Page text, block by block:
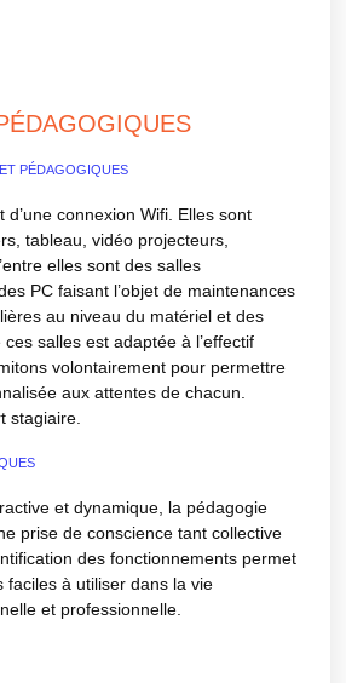
PÉDAGOGIQUES
d’une connexion Wifi. Elles sont
tableau, vidéo projecteurs,
elles sont des salles
PC faisant l’objet de maintenances
au niveau du matériel et des
salles est adaptée à l’effectif
volontairement pour permettre
aux attentes de chacun.
stagiaire.
et dynamique, la pédagogie
prise de conscience tant collective
des fonctionnements permet
faciles à utiliser dans la vie
et professionnelle.